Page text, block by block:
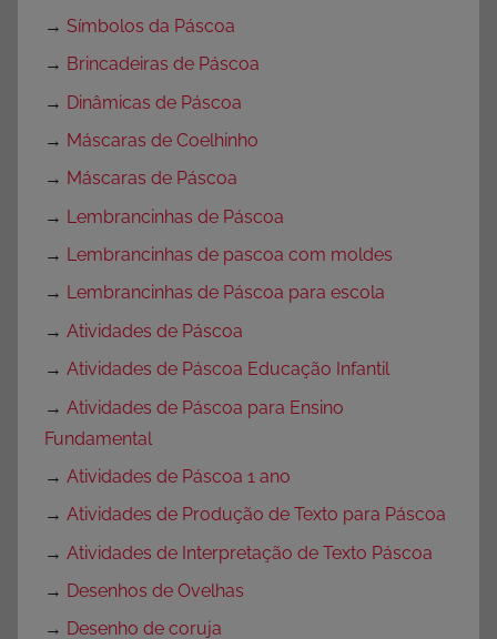
→ Símbolos da Páscoa
→ Brincadeiras de Páscoa
→ Dinâmicas de Páscoa
→ Máscaras de Coelhinho
→ Máscaras de Páscoa
→ Lembrancinhas de Páscoa
→ Lembrancinhas de pascoa com moldes
→ Lembrancinhas de Páscoa para escola
→ Atividades de Páscoa
→ Atividades de Páscoa Educação Infantil
→ Atividades de Páscoa para Ensino
Fundamental
→ Atividades de Páscoa 1 ano
→ Atividades de Produção de Texto para Páscoa
→ Atividades de Interpretação de Texto Páscoa
→ Desenhos de Ovelhas
→ Desenho de coruja